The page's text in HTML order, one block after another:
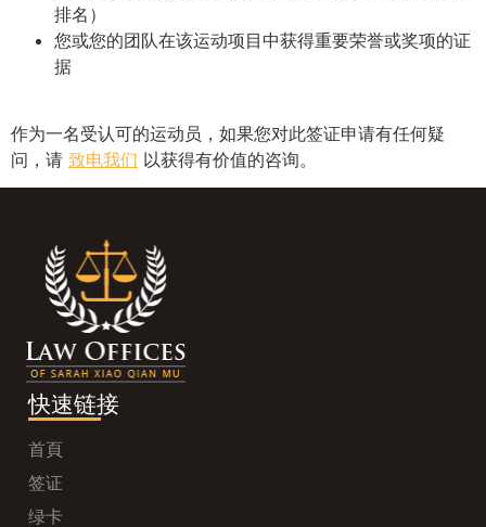
排名）
您或您的团队在该运动项目中获得重要荣誉或奖项的证
据
作为一名受认可的运动员，如果您对此签证申请有任何疑
问，请 致电我们 以获得有价值的咨询。
快速链接
首頁
签证
绿卡